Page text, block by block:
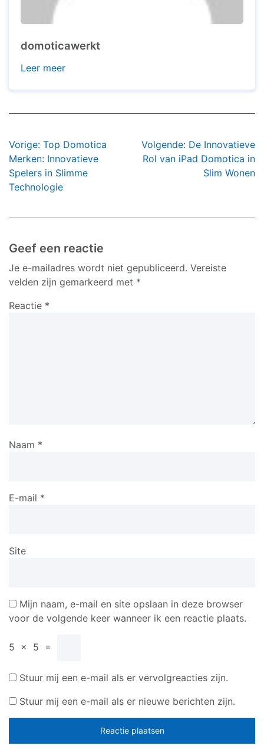
domoticawerkt
Leer meer
Bericht
navigatie
Vorige: Top Domotica
Merken: Innovatieve
Spelers in Slimme
Technologie
Volgende: De Innovatieve
Rol van iPad Domotica in
Slim Wonen
Geef een reactie
Je e-mailadres wordt niet gepubliceerd. Vereiste
velden zijn gemarkeerd met *
Reactie *
Naam *
E-mail *
Site
Mijn naam, e-mail en site opslaan in deze browser
voor de volgende keer wanneer ik een reactie plaats.
5 × 5 =
Stuur mij een e-mail als er vervolgreacties zijn.
Stuur mij een e-mail als er nieuwe berichten zijn.